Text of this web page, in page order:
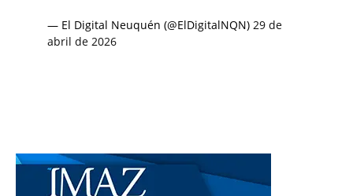
— El Digital Neuquén (@ElDigitalNQN) 29 de
abril de 2026